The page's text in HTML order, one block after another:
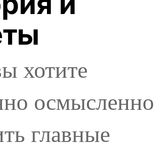
хотите
осмысленно
главные